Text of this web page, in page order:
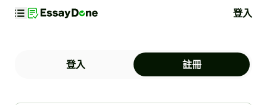
登入
登入 註冊